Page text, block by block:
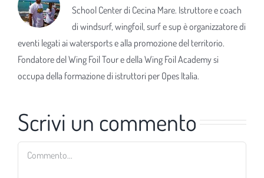
School Center di Cecina Mare. Istruttore e coach
di windsurf, wingfoil, surf e sup è organizzatore di
eventi legati ai watersports e alla promozione del territorio.
Fondatore del Wing Foil Tour e della Wing Foil Academy si
occupa della formazione di istruttori per Opes Italia.
Scrivi un commento
Commento